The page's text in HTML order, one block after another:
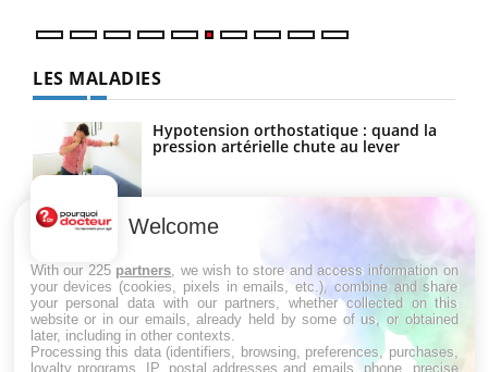
LES MALADIES
Hypotension orthostatique : quand la
pression artérielle chute au lever
Drépanocytose : une déformation des
globules rouges aux conséquences
Maladie de Charcot (Sclérose latérale
amyotrophique)
Welcome
With our 225 partners , we wish to store and access information on
your devices (cookies, pixels in emails, etc.), combine and share
your personal data with our partners, whether collected on this
website or in our emails, already held by some of us, or obtained
later, including in other contexts.
Processing this data (identifiers, browsing, preferences, purchases,
loyalty programs, IP, postal addresses and emails, phone, precise